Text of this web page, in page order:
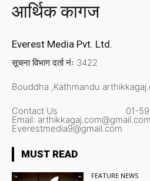
आर्थिक कागज
Everest Media Pvt. Ltd.
सूचना विभाग दर्ता नंः 3422
Bouddha ,Kathmandu
Contact Us 01-
Email:
Everestmedia9@gmail.com
MUST READ
FEATURE NEWS